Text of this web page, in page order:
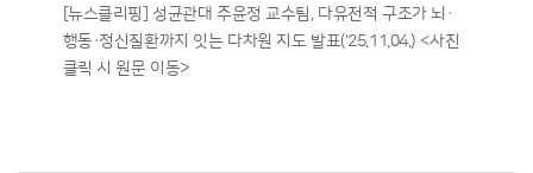
[뉴스클리핑] 성균관대 주윤정 교수팀, 다유전적 구조가 뇌·
행동·정신질환까지 잇는 다차원 지도 발표('25.11.04.) <사진
클릭 시 원문 이동>